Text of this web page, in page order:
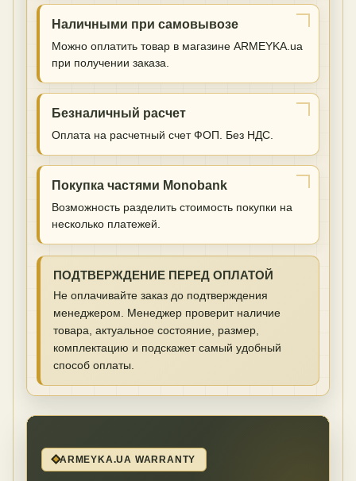
Наличными при самовывозе
Можно оплатить товар в магазине ARMEYKA.ua
при получении заказа.
Безналичный расчет
Оплата на расчетный счет ФОП. Без НДС.
Покупка частями Monobank
Возможность разделить стоимость покупки на
несколько платежей.
ПОДТВЕРЖДЕНИЕ ПЕРЕД ОПЛАТОЙ
Не оплачивайте заказ до подтверждения
менеджером. Менеджер проверит наличие
товара, актуальное состояние, размер,
комплектацию и подскажет самый удобный
способ оплаты.
ARMEYKA.UA WARRANTY